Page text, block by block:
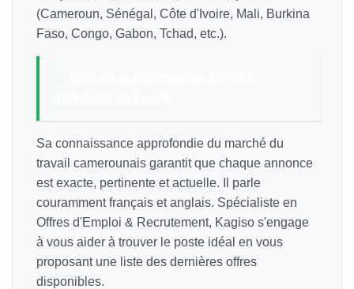
(Cameroun, Sénégal, Côte d'Ivoire, Mali, Burkina
Faso, Congo, Gabon, Tchad, etc.).
Sa connaissance approfondie du marché du
travail camerounais garantit que chaque annonce
est exacte, pertinente et actuelle. Il parle
couramment français et anglais. Spécialiste en
Offres d'Emploi & Recrutement, Kagiso s'engage
à vous aider à trouver le poste idéal en vous
proposant une liste des dernières offres
disponibles.